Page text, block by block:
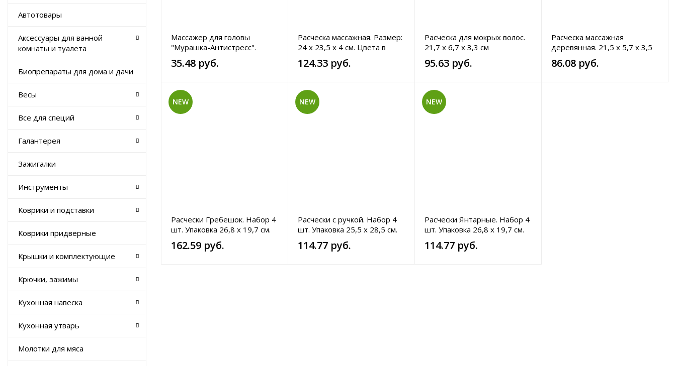
Автотовары
Аксессуары для ванной
комнаты и туалета
Биопрепараты для дома и дачи
Весы
Все для специй
Галантерея
Зажигалки
Инструменты
Коврики и подставки
Коврики придверные
Крышки и комплектующие
Крючки, зажимы
Кухонная навеска
Кухонная утварь
Молотки для мяса
Массажер для головы
"Мурашка-Антистресс".
35.48 руб.
Расческа массажная. Размер:
24 х 23,5 х 4 см. Цвета в
ассортименте.
124.33 руб.
Расческа для мокрых волос.
21,7 х 6,7 х 3,3 см
95.63 руб.
Расческа массажная
деревянная. 21,5 х 5,7 х 3,5
см
86.08 руб.
NEW
Расчески Гребешок. Набор 4
шт. Упаковка 26,8 х 19,7 см.
Расчески 11,3 х 5; 11,3 х 5,3;
12,2 х 6,5; 13,2 х 8,5 см.
162.59 руб.
NEW
Расчески с ручкой. Набор 4
шт. Упаковка 25,5 х 28,5 см.
Расчески 19,7 х 5; 21,7 х 4,5;
20,8 х 4,7 см. Цвета в
114.77 руб.
NEW
Расчески Янтарные. Набор 4
шт. Упаковка 26,8 х 19,7 см.
Расчески 21 х 4,8; 20 х 5; 22 х
4,8; 22 х 4,5 см. Цвета в
114.77 руб.